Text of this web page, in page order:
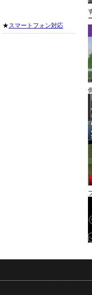
★スマートフォン対応